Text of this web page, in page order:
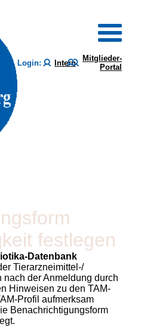
Login: Intern
Mitglieder-
Portal
festlegen
Datenbank
Tierarzneimittel-/
der Anmeldung durch
Hinweisen zu den TAM-
Profil aufmerksam
Benachrichtigungsform